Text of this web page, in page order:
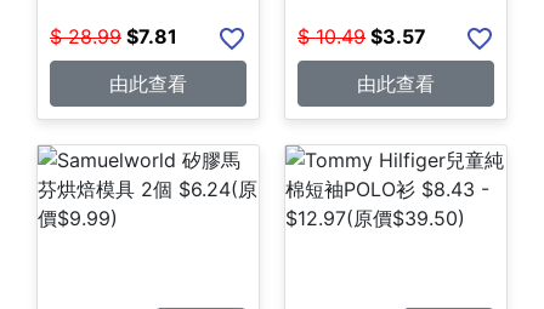
$ 28.99 $7.81
由此查看
$ 10.49 $3.57
由此查看